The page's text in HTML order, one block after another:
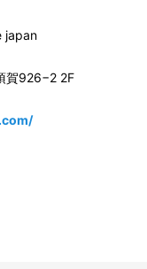
japan
賀926−2 2F